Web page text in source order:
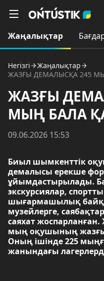
Жаңалықтар
Негізгі
Жаңалықтар
ЖАЗҒЫ ДЕМАЛЫСҚА 245
ЖАЗҒЫ
МЫҢ БАЛА
09.06.2026 15:53
Биыл шымкенттік
демалысы ерекше
ұйымдастырылады.
экскурсиялар,
шығармашылық
музейлерге,
саяхат
мың оқушының
Оның ішінде 225
жанындағы